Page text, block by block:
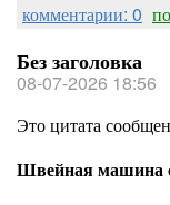
комментарии: 0
Без заголовка
08-07-2026 18:56
Это цитата
Швейная машина